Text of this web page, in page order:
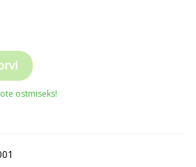
ostmiseks!